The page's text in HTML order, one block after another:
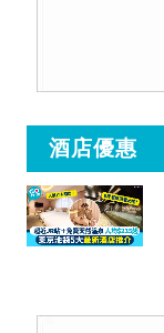
酒店優惠